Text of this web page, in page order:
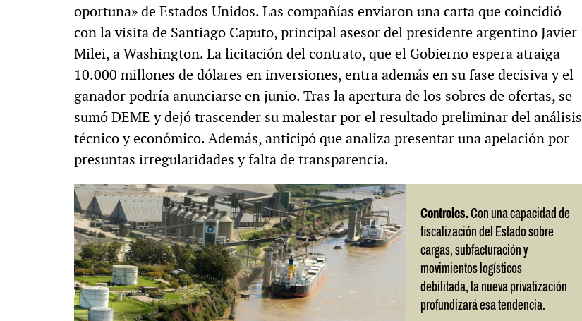
oportuna» de Estados Unidos. Las compañías enviaron una carta que coincidió
con la visita de Santiago Caputo, principal asesor del presidente argentino Javier
Milei, a Washington. La licitación del contrato, que el Gobierno espera atraiga
10.000 millones de dólares en inversiones, entra además en su fase decisiva y el
ganador podría anunciarse en junio. Tras la apertura de los sobres de ofertas, se
sumó DEME y dejó trascender su malestar por el resultado preliminar del análisis
técnico y económico. Además, anticipó que analiza presentar una apelación por
presuntas irregularidades y falta de transparencia.
Controles.Con una capacidad de
fiscalización del Estado sobre
cargas, subfacturación y
movimientos logísticos
debilitada, la nueva privatización
profundizará esa tendencia.